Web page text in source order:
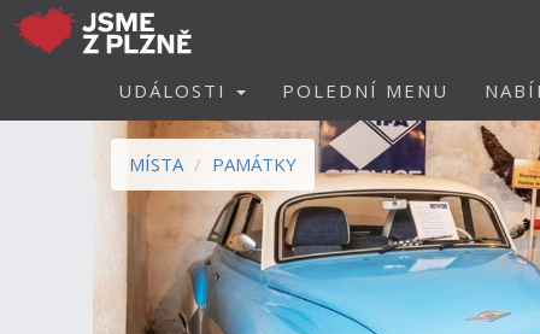
UDÁLOSTI POLEDNÍ MENU
MÍSTA PAMÁTKY